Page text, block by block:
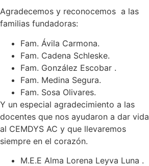
Agradecemos y reconocemos a las
familias fundadoras:
Fam. Ávila Carmona.
Fam. Cadena Schleske.
Fam. González Escobar .
Fam. Medina Segura.
Fam. Sosa Olivares.
Y un especial agradecimiento a las
docentes que nos ayudaron a dar vida
al CEMDYS AC y que llevaremos
siempre en el corazón.
M.E.E Alma Lorena Leyva Luna .